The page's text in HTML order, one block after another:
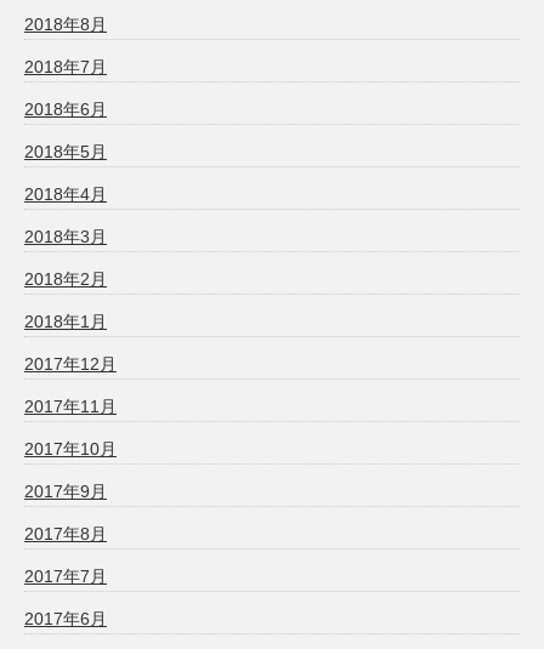
2018年8月
2018年7月
2018年6月
2018年5月
2018年4月
2018年3月
2018年2月
2018年1月
2017年12月
2017年11月
2017年10月
2017年9月
2017年8月
2017年7月
2017年6月